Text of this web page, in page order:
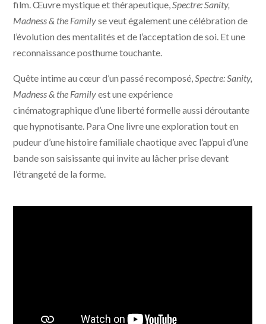
film. Œuvre mystique et thérapeutique,Spectre: Sanity,
Madness & the Familyse veut également une célébration de
l’évolution des mentalités et de l’acceptation de soi. Et une
reconnaissance posthume touchante.
Quête intime au cœur d’un passé recomposé,Spectre: Sanity,
Madness & the Familyest une expérience
cinématographique d’une liberté formelle aussi déroutante
que hypnotisante. Para One livre une exploration tout en
pudeur d’une histoire familiale chaotique avec l’appui d’une
bande son saisissante qui invite au lâcher prise devant
l’étrangeté de la forme.